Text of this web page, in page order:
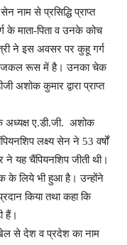
नाम से प्रसिद्धि प्राप्त
के माता-पिता व उनके कोच
ने इस अवसर पर कुहू गर्ग
आजकल रूस में है। उनका चेक
अशोक कुमार द्वारा प्राप्त
अध्यक्ष ए.डी.जी. अशोक
लक्ष्य सेन ने 53 वर्षों
यह चैंपियनशिप जीती थी।
के लिये भी हुआ है। उन्होंने
किया तथा कहा कि
हैं।
से देश व प्रदेश का नाम